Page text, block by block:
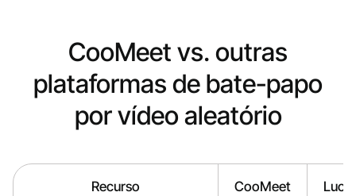
CooMeet vs. outras
plataformas de bate-papo
por vídeo aleatório
Recurso CooMeet